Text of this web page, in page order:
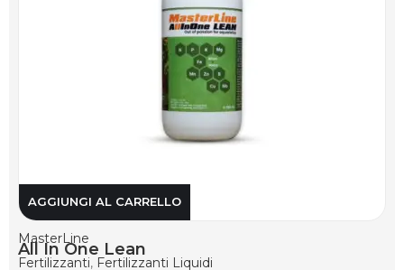
AGGIUNGI AL CARRELLO
MasterLine
All In One Lean
Fertilizzanti, Fertilizzanti Liquidi